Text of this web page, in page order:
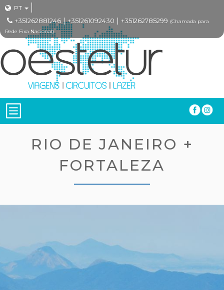
PT
+351262881246 |+351261092430 | +351262785299 (Chamada para
Rede Fixa Nacional)
RIO DE JANEIRO +
FORTALEZA